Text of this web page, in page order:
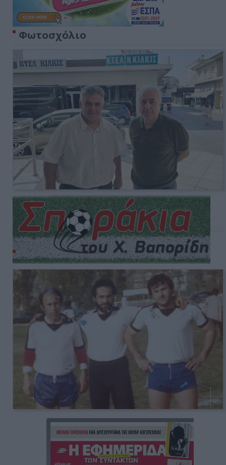
Φωτοσχόλιο